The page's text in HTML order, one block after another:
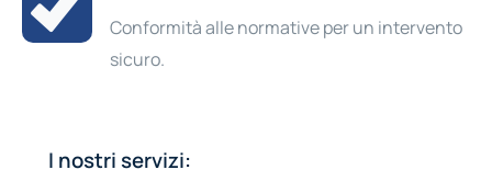
I nostri servizi:
Conformità alle normative per un intervento
sicuro.